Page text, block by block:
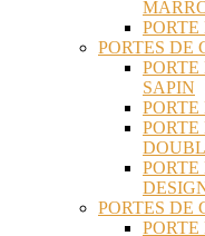
PORTES DE
SAPIN
PORTES DE